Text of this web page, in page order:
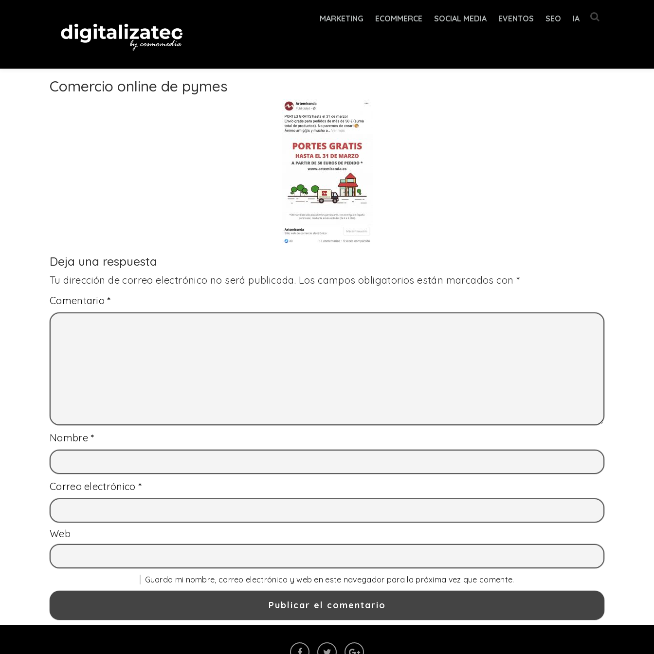
MARKETING ECOMMERCE SOCIAL MEDIA EVENTOS SEO IA
Comercio online de pymes
Deja una respuesta
Tu dirección de correo electrónico no será publicada. Los campos obligatorios están marcados con *
Comentario*
Nombre*
Correo electrónico *
Web
Guarda mi nombre, correo electrónico y web en este navegador para la próxima vez que comente.